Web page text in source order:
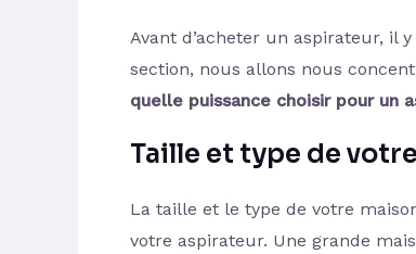
Avant d’acheter un aspirateur, il
section, nous allons nous
quelle puissance choisir pour un
Taille et type de
La taille et le type de votre
votre aspirateur. Une grande